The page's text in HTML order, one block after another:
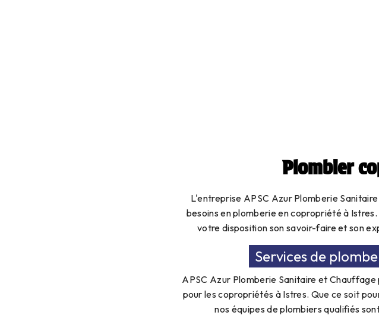
Plombier
L'entreprise APSC Azur Plomberie
besoins en plomberie en copropriété à
votre disposition son savoir-faire et son
Services de
APSC Azur Plomberie Sanitaire et
pour les copropriétés à Istres. Que ce soit
nos équipes de plombiers qualifiés